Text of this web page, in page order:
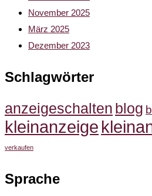
November 2025
März 2025
Dezember 2023
Schlagwörter
anzeigeschalten blog
kleinanzeige
verkaufen
Sprache